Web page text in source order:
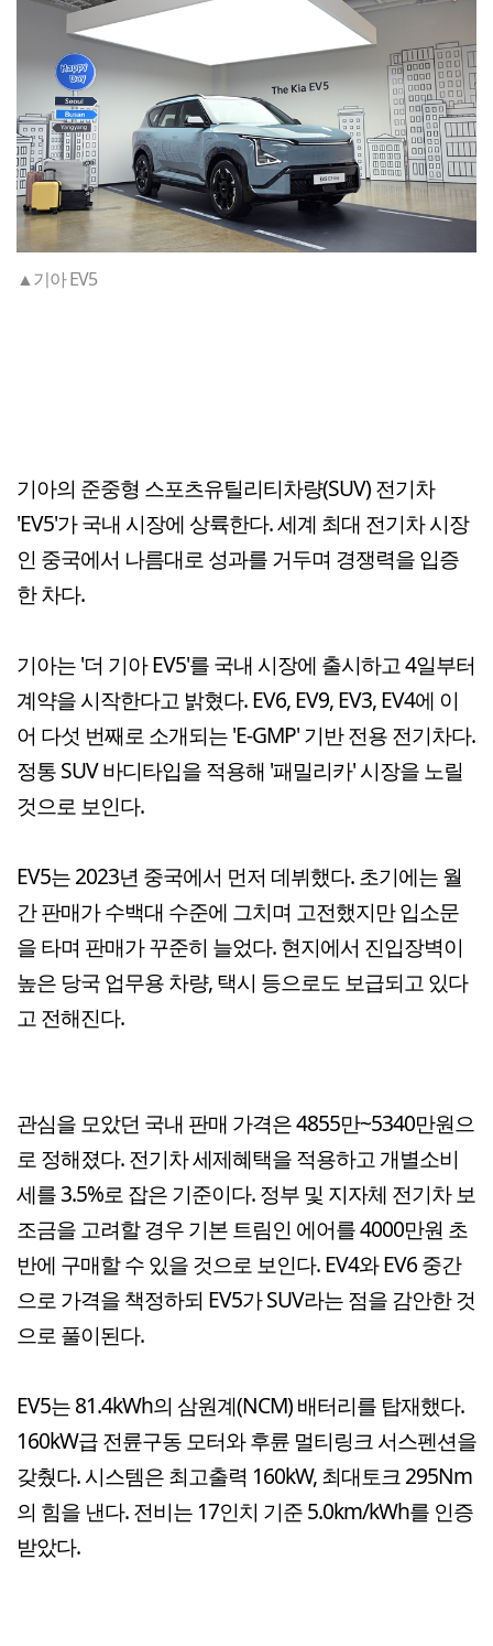
▲기아 EV5
기아의 준중형 스포츠유틸리티차량(SUV) 전기차
'EV5'가 국내 시장에 상륙한다. 세계 최대 전기차 시장
인 중국에서 나름대로 성과를 거두며 경쟁력을 입증
한 차다.
기아는 '더 기아 EV5'를 국내 시장에 출시하고 4일부터
계약을 시작한다고 밝혔다. EV6, EV9, EV3, EV4에 이
어 다섯 번째로 소개되는 'E-GMP' 기반 전용 전기차다.
정통 SUV 바디타입을 적용해 '패밀리카' 시장을 노릴
것으로 보인다.
EV5는 2023년 중국에서 먼저 데뷔했다. 초기에는 월
간 판매가 수백대 수준에 그치며 고전했지만 입소문
을 타며 판매가 꾸준히 늘었다. 현지에서 진입장벽이
높은 당국 업무용 차량, 택시 등으로도 보급되고 있다
고 전해진다.
관심을 모았던 국내 판매 가격은 4855만~5340만원으
로 정해졌다. 전기차 세제혜택을 적용하고 개별소비
세를 3.5%로 잡은 기준이다. 정부 및 지자체 전기차 보
조금을 고려할 경우 기본 트림인 에어를 4000만원 초
반에 구매할 수 있을 것으로 보인다. EV4와 EV6 중간
으로 가격을 책정하되 EV5가 SUV라는 점을 감안한 것
으로 풀이된다.
EV5는 81.4kWh의 삼원계(NCM) 배터리를 탑재했다.
160kW급 전륜구동 모터와 후륜 멀티링크 서스펜션을
갖췄다. 시스템은 최고출력 160kW, 최대토크 295Nm
의 힘을 낸다. 전비는 17인치 기준 5.0km/kWh를 인증
받았다.